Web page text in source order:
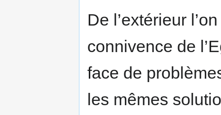
De l’extérieur
connivence de
face de
les mêmes